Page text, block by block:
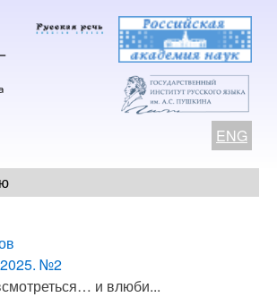
ENG
2025. №2
и влюби...